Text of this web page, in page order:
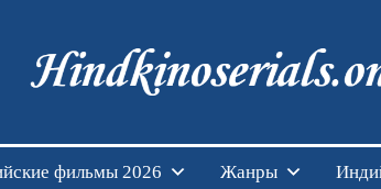
Индийские
фильмы 2026 Жанры